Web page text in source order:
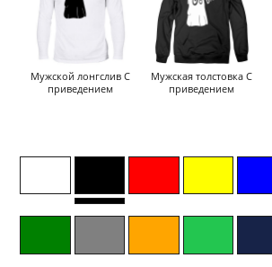
Мужской лонгслив С
приведением
Мужская толстовка С
приведением